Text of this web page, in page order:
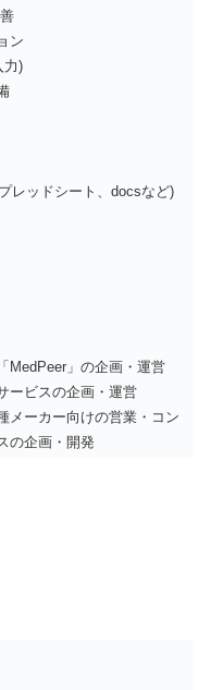
ン
力)
レッドシート、docsなど)
MedPeer」の企画・運営
ービスの企画・運営
メーカー向けの営業・コン
の企画・開発